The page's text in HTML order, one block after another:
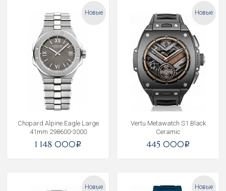
Новые
Chopard Alpine Eagle Large
41mm 298600-3000
1 148 000i
Новые
Vertu Metawatch S1 Black
Ceramic
445 000i
Новые Новые